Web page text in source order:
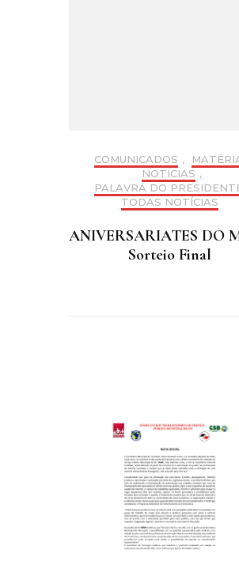
COMUNICADOS ,
NOTÍCIAS ,
PALAVRA DO
TODAS NOTÍCIAS
ANIVERSARIATES DO
Sorteio Final